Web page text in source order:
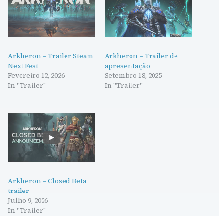
Arkheron – Trailer Steam
Next Fest
Fevereiro 12, 2026
In "Trailer"
Arkheron – Trailer de
apresentação
Setembro 18, 2025
In "Trailer"
Arkheron – Closed Beta
trailer
Julho 9, 2026
In "Trailer"